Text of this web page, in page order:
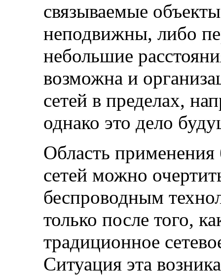
связываемые
неподвижны, либо
небольшие
возможна и
сетей в пределах,
однако это дело
Область
сетей можно
беспроводным
только после того,
традиционное
Ситуация эта